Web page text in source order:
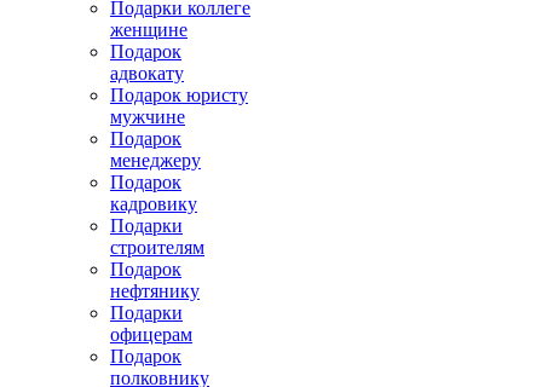
Подарки коллеге
женщине
Подарок
адвокату
Подарок юристу
мужчине
Подарок
менеджеру
Подарок
кадровику
Подарки
строителям
Подарок
нефтянику
Подарки
офицерам
Подарок
полковнику